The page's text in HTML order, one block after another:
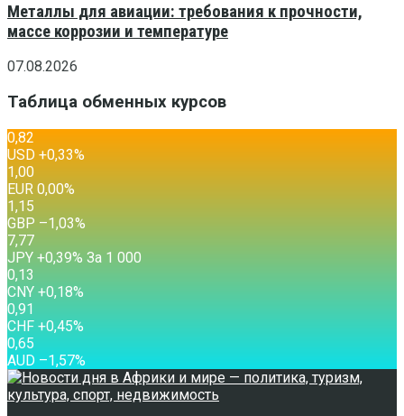
Металлы для авиации: требования к прочности,
массе коррозии и температуре
07.08.2026
Таблица обменных курсов
0,82
USD +0,33%
1,00
EUR 0,00%
1,15
GBP –1,03%
7,77
JPY +0,39% За 1 000
0,13
CNY +0,18%
0,91
CHF +0,45%
0,65
AUD –1,57%